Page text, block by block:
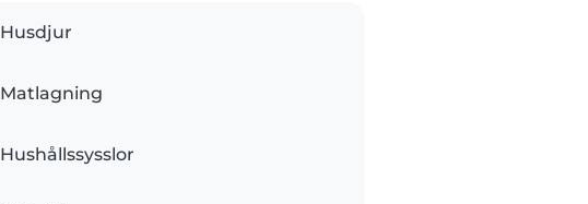
Husdjur
Matlagning
Hushållssysslor